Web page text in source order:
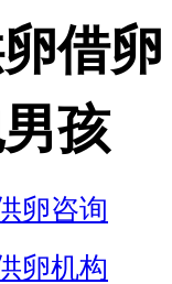
借卵
孩
卵咨询
卵机构